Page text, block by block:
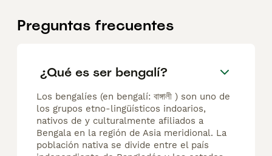
Preguntas frecuentes
¿Qué es ser bengalí?
Los bengalíes (en bengalí: বাঙ্গালী ) son uno de
los grupos etno-lingüísticos indoarios,
nativos de y culturalmente afiliados a
Bengala en la región de Asia meridional. La
población nativa se divide entre el país